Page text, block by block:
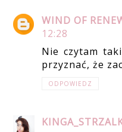
WIND OF
12:28
Nie czytam
przyznać, że
ODPOWIEDZ